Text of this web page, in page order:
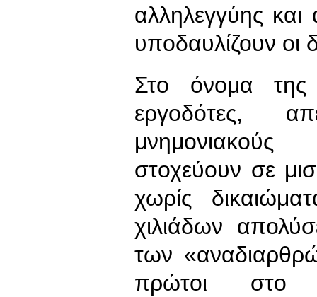
αλληλεγγύης
υποδαυλίζουν οι
Στο όνομα της
εργοδότες,
στοχεύουν σε
χωρίς
χιλιάδων
των
πρώτοι στο